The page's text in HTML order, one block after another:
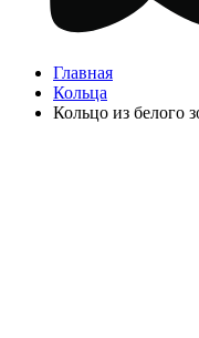
Главная
Кольца
Кольцо из белого